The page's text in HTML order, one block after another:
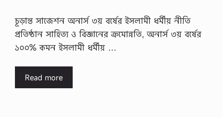
চূড়ান্ত সাজেশন অনার্স ৩য় বর্ষের ইসলামী ধর্মীয় নীতি
প্রতিষ্ঠান সাহিত্য ও বিজ্ঞানের ক্রমোন্নতি, অনার্স ৩য় বর্ষের
১০০% কমন ইসলামী ধর্মীয় …
Read more